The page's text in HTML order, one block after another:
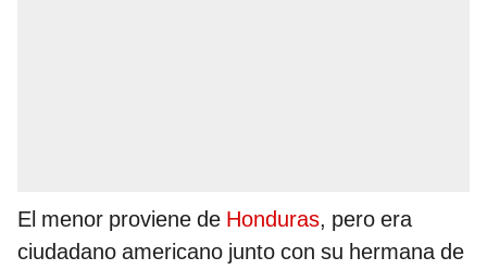
El menor proviene de Honduras, pero era
ciudadano americano junto con su hermana de